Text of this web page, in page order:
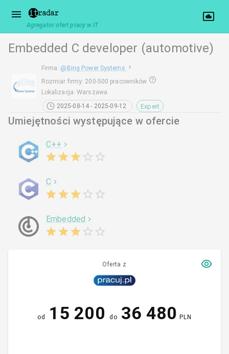
Agregator ofert pracy w IT
Embedded C developer (automotive)
Firma: @ Bing Power Systems
Rozmiar firmy: 200-500 pracowników
Lokalizacja:Warszawa
2025-08-14 - 2025-09-12
Expert
Umiejętności występujące w ofercie
C++
C
Embedded
Oferta z
od 15 200 do 36 480 PLN